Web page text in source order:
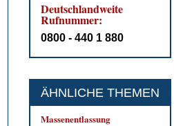
Deutschlandweite
Rufnummer:
0800 - 440 1 880
ÄHNLICHE THEMEN
Mas­sen­ent­las­sung